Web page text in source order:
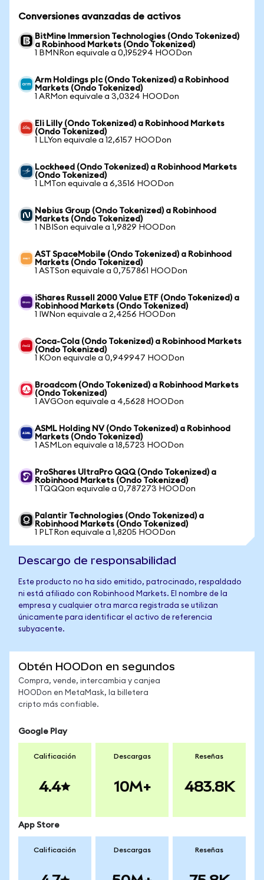
Conversiones avanzadas de activos
BitMine Immersion Technologies (Ondo Tokenized)
a Robinhood Markets (Ondo Tokenized)
1 BMNRon equivale a 0,195294 HOODon
Arm Holdings plc (Ondo Tokenized) a Robinhood
Markets (Ondo Tokenized)
1 ARMon equivale a 3,0324 HOODon
Eli Lilly (Ondo Tokenized) a Robinhood Markets
(Ondo Tokenized)
1 LLYon equivale a 12,6157 HOODon
Lockheed (Ondo Tokenized) a Robinhood Markets
(Ondo Tokenized)
1 LMTon equivale a 6,3516 HOODon
Nebius Group (Ondo Tokenized) a Robinhood
Markets (Ondo Tokenized)
1 NBISon equivale a 1,9829 HOODon
AST SpaceMobile (Ondo Tokenized) a Robinhood
Markets (Ondo Tokenized)
1 ASTSon equivale a 0,757861 HOODon
iShares Russell 2000 Value ETF (Ondo Tokenized) a
Robinhood Markets (Ondo Tokenized)
1 IWNon equivale a 2,4256 HOODon
Coca-Cola (Ondo Tokenized) a Robinhood Markets
(Ondo Tokenized)
1 KOon equivale a 0,949947 HOODon
Broadcom (Ondo Tokenized) a Robinhood Markets
(Ondo Tokenized)
1 AVGOon equivale a 4,5628 HOODon
ASML Holding NV (Ondo Tokenized) a Robinhood
Markets (Ondo Tokenized)
1 ASMLon equivale a 18,5723 HOODon
ProShares UltraPro QQQ (Ondo Tokenized) a
Robinhood Markets (Ondo Tokenized)
1 TQQQon equivale a 0,787273 HOODon
Palantir Technologies (Ondo Tokenized) a
Robinhood Markets (Ondo Tokenized)
1 PLTRon equivale a 1,8205 HOODon
Descargo de responsabilidad
Este producto no ha sido emitido, patrocinado, respaldado
ni está afiliado con Robinhood Markets. El nombre de la
empresa y cualquier otra marca registrada se utilizan
únicamente para identificar el activo de referencia
subyacente.
Obtén HOODon en segundos
Compra, vende, intercambia y canjea
HOODon en MetaMask, la billetera
cripto más confiable.
Google Play
Calificación
4.4
Descargas
10M+
Reseñas
483.8K
App Store
Calificación Descargas Reseñas